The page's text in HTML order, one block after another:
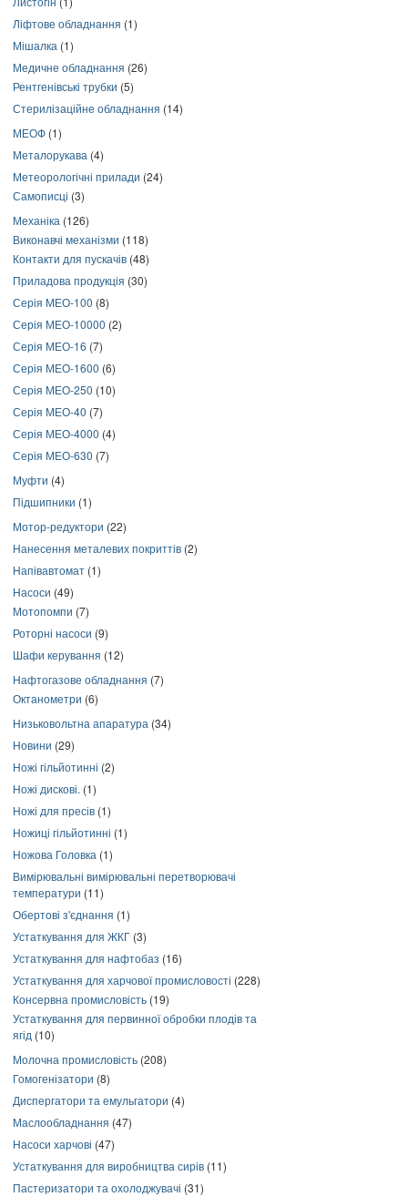
Ліфтове обладнання (1)
Мішалка (1)
Медичне обладнання (26)
Рентгенівські трубки (5)
Стерилізаційне обладнання (14)
МЕОФ (1)
Металорукава (4)
Метеорологічні прилади (24)
Самописці (3)
Механіка (126)
Виконавчі механізми (118)
Контакти для пускачів (48)
Приладова продукція (30)
Серія МЕО-100 (8)
Серія МЕО-10000 (2)
Серія МЕО-16 (7)
Серія МЕО-1600 (6)
Серія МЕО-250 (10)
Серія МЕО-40 (7)
Серія МЕО-4000 (4)
Серія МЕО-630 (7)
Муфти (4)
Підшипники (1)
Мотор-редуктори (22)
Нанесення металевих покриттів (2)
Напівавтомат (1)
Насоси (49)
Мотопомпи (7)
Роторні насоси (9)
Шафи керування (12)
Нафтогазове обладнання (7)
Октанометри (6)
Низьковольтна апаратура (34)
Новини (29)
Ножі гільйотинні (2)
Ножі дискові. (1)
Ножі для пресів (1)
Ножиці гільйотинні (1)
Ножова Головка (1)
Вимірювальні вимірювальні перетворювачі
температури (11)
Обертові з'єднання (1)
Устаткування для ЖКГ (3)
Устаткування для нафтобаз (16)
Устаткування для харчової промисловості (228)
Консервна промисловість (19)
Устаткування для первинної обробки плодів та
ягід (10)
Молочна промисловість (208)
Гомогенізатори (8)
Диспергатори та емульгатори (4)
Маслообладнання (47)
Насоси харчові (47)
Устаткування для виробництва сирів (11)
Пастеризатори та охолоджувачі (31)